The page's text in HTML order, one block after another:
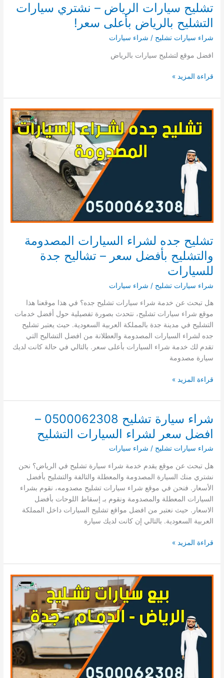
تشليح سيارات الرياض – نشتري سيارات
التشليح بالرياض بأعلى سعر!
شراء سيارات تشليح / شراء سيارات
افضل موقع لتشليح سيارات بالرياض
تشليح
الرياض
–
نشتري
سيارات
بالرياض
بأعلى
قراءة المزيد »
تشليح جده لشراء السيارات المصدومة
والتشليح بأفضل سعر – تشاليح جدة
للسيارات
شراء سيارات تشليح / شراء سيارات
هل تبحث عن خدمة شراء سيارات تشليح جده؟ في هذا موقعنا هذا
موقع شراء سيارات تشليح، نتحدث بصورة تفصيلية حول أفضل خدمات
التشليح في مدينة جدة بالمملكة العربية السعودية. حيث يعتبر تشليح
جده لشراء السيارات المصدومة والعطلانة من افضل التشاليح التي
تقدم لك خدمة شراء السيارات بأعلى سعر. بالتالي في حالة كانت لديك
سيارة مصدومة
تشليح
لشراء
السيارات
المصدومة
والتشليح
بأفضل
–
تشاليح
جدة
للسيارات
قراءة المزيد »
شراء سيارة تشليح 0500062308 –
افضل سعر لشراء السيارات التشليح
شراء سيارات تشليح / شراء سيارات
هل تبحث عن موقع يقدم خدمة شراء سيارة تشليح في الرياض؟ نحن
نشتري منك السيارة المصدومة والمعطلة والتالفة والتشليح بأفضل
الأسعار. فنحن في موقع شراء سيارات تشليح مصدومه، نقوم بشراء
السيارات المعطلة والمصدومة ونقوم بـ إسقاط اللوحات بأفضل
الاسعار. حيث نعتبر من افضل مواقع تشليح السيارات داخل المملكة
العربية السعودية. بالتالي إن كانت لديك سيارة
شراء
تشليح
0500062308
السيارات
التشليح
قراءة المزيد »